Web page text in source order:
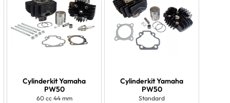
Cylinderkit Yamaha
PW50
60 cc 44 mm
Cylinderkit Yamaha
PW50
Standard